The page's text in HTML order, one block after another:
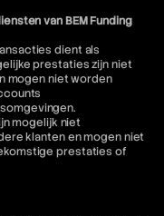
van BEM Funding
dient als
prestaties zijn niet
mogen niet worden
mogelijk niet
klanten en mogen niet
prestaties of